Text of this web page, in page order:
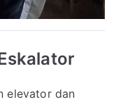
elevator dan